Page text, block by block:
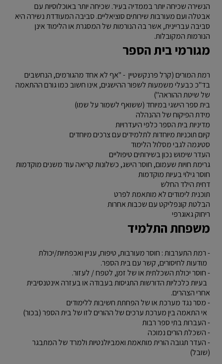
הנשירה שכיחה יותר בממדיה בעיר. שכיחה יותר באוכלוסיות עם
אבטלה ועם מעורבות שירותים סוציאליים. סביבה המעודדת נשירה היא
סביבה עבריינית, אשר בה הנורמות של המסגרת או הלימוד אינן
הנורמות המקובלות.
מגורמי בית הספר
רמת המורים (קרל פרנקשטיין - "אף לא אחד מהגורמים, הנחשבים
בד"כ כבעלי משמעות לשפור ההישגים, אינו חשוב כמו גורם ההתאמה
של שיטת ההוראה")
בית ספר הישגי במיוחד (ששואף לשמור על שמו)
מידת הפיקוח של ההנהלה
מדיניות בית הספר כלפי היעדרויות
קיום תוכניות מיוחדות לתלמידים עם צרכים מיוחדים
סטיגמה לגבי מסלול הלימוד
העדר שימוש נכון בשירותים טיפוליים
גרימת חויות שעמום, חוסר הישג, כשלונות קריאה עוד משנים מוקדמות
חוסר גילוי בעיות מוקדמות
דחית הילד החלש
תוכנית לימודים לא מותאמת לפרט
הבלטת קונפליקט עם שכבות אחרות
ריחוק גאוגרפי
משפחת התלמיד
- רמת התערבות : חוסר מעורבות, טיפוח, עניין ואכפתיות/יכולת
מודעות לחיסורים, קשר עם בית הספר.
- חוסר יכולת השכלתית או של זמן, לטפח / לעזור.
בעיות כלכליות הדורשות התגיסות בעבודה או בעזרה אינטנסיבית
אחרי הצהרים.
- מסר נגד מערכת או של הפחתת חשיבות ללימודים
אי התאמה בין מערכת ערכים של ההורים לזו של בית הספר (בכור)
- העברות בתי ספר רבות
- השכלת הורים נמוכה
- העדר תגובה הורית מותאמת ואמביולנטיות ולמרד של המתבגר
(שובל)